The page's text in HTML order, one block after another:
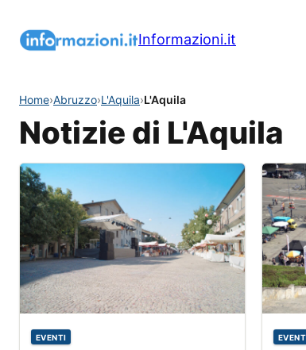
Informazioni.it
Home›Abruzzo›L'Aquila›L'Aquila
Notizie di L'Aquila
EVENTI